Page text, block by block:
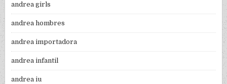
andrea girls
andrea hombres
andrea importadora
andrea infantil
andrea iu